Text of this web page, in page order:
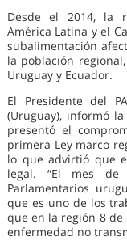
Desde el 2014, la
América Latina y el
subalimentación
la población
Uruguay y Ecuador.
El Presidente del
(Uruguay), informó
presentó el
primera Ley marco
lo que advirtió que
legal. “El mes de
Parlamentarios
que es uno de los
que en la región 8 de
enfermedad no